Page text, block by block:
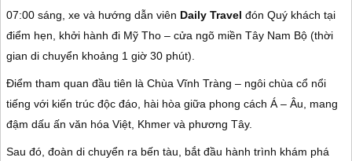
07:00 sáng, xe và hướng dẫn viên Daily Travel đón Quý khách tại
điểm hẹn, khởi hành đi Mỹ Tho – cửa ngõ miền Tây Nam Bộ (thời
gian di chuyển khoảng 1 giờ 30 phút).
Điểm tham quan đầu tiên là Chùa Vĩnh Tràng – ngôi chùa cổ nổi
tiếng với kiến trúc độc đáo, hài hòa giữa phong cách Á – Âu, mang
đậm dấu ấn văn hóa Việt, Khmer và phương Tây.
Sau đó, đoàn di chuyển ra bến tàu, bắt đầu hành trình khám phá